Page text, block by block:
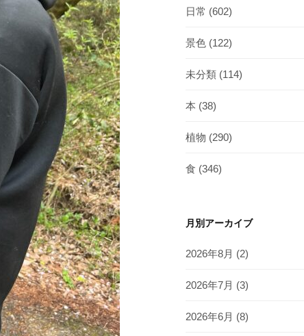
日常 (602)
景色 (122)
未分類 (114)
本 (38)
植物 (290)
食 (346)
月別アーカイブ
2026年8月 (2)
2026年7月 (3)
2026年6月 (8)